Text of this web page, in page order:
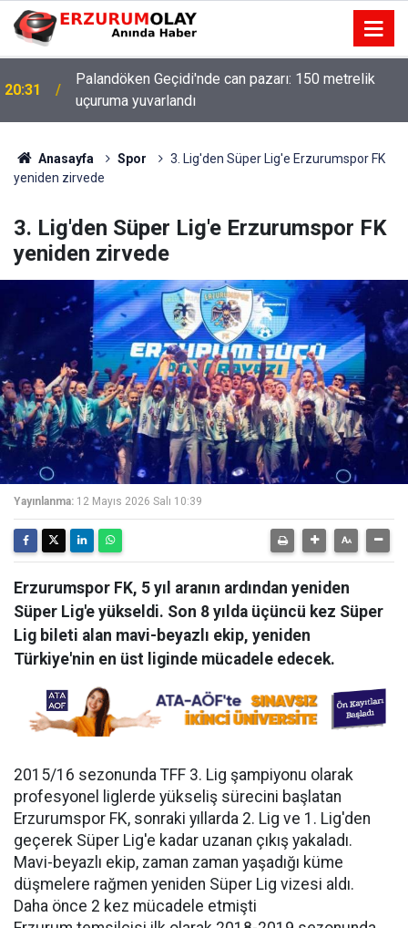
20:31
Palandöken Geçidi'nde can pazarı: 150 metrelik
uçuruma yuvarlandı
Anasayfa Spor
3. Lig'den Süper Lig'e Erzurumspor FK
yeniden zirvede
3. Lig'den Süper Lig'e Erzurumspor FK
yeniden zirvede
Yayınlanma: 12 Mayıs 2026 Salı 10:39
Erzurumspor FK, 5 yıl aranın ardından yeniden
Süper Lig'e yükseldi. Son 8 yılda üçüncü kez Süper
Lig bileti alan mavi-beyazlı ekip, yeniden
Türkiye'nin en üst liginde mücadele edecek.
2015/16 sezonunda TFF 3. Lig şampiyonu olarak
profesyonel liglerde yükseliş sürecini başlatan
Erzurumspor FK, sonraki yıllarda 2. Lig ve 1. Lig'den
geçerek Süper Lig'e kadar uzanan çıkış yakaladı.
Mavi-beyazlı ekip, zaman zaman yaşadığı küme
düşmelere rağmen yeniden Süper Lig vizesi aldı.
Daha önce 2 kez mücadele etmişti